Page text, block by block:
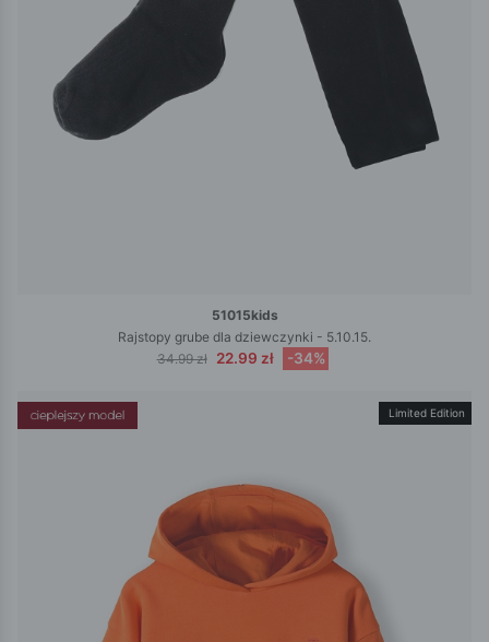
51015kids
Rajstopy grube dla dziewczynki - 5.10.15.
34.99 zł
22.99 zł -34%
Limited Edition